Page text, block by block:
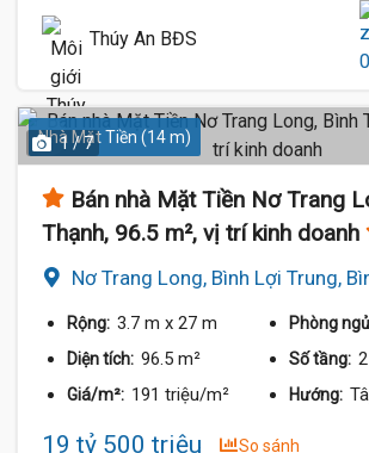
Thúy An BĐS
Nhà Mặt Tiền (14 m)
1 / 7
Bán nhà Mặt Tiền Nơ Trang
Thạnh, 96.5 m², vị trí kinh doanh
Nơ Trang Long, Bình Lợi Trung,
Rộng: 3.7 m x 27 m Phòng
Diện tích: 96.5 m² Số tầng:
Giá/m²: 191 triệu/m² Hướng:
19 tỷ 500 triệu So sánh